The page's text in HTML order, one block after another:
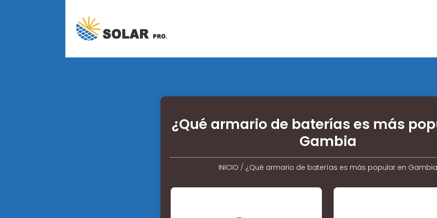
¿Qué armario de baterías es más
Gambia
INICIO / ¿Qué armario de baterías es más popular en Gambia